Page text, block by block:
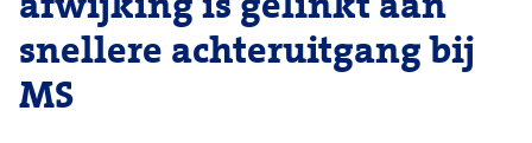
snellere achteruitgang bij
MS